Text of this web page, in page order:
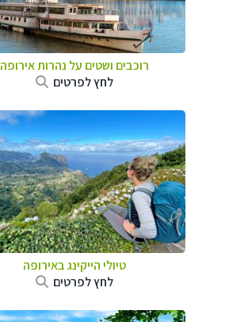
רוכבים ושטים על נהרות אירופה
לחץ לפרטים
טיולי הייקינג באירופה
לחץ לפרטים